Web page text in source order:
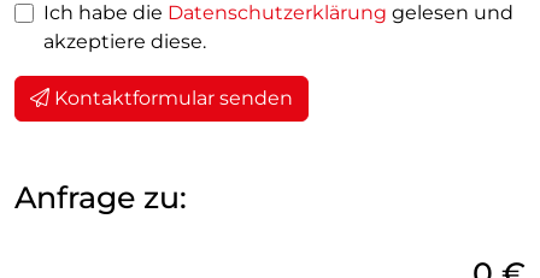
Ich habe die Datenschutzerklärung gelesen und
akzeptiere diese.
Kontaktformular senden
Anfrage zu: